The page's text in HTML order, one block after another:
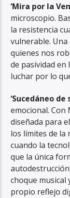
‘Mira por la
microscopio.
la resistencia
vulnerable. Una
quienes nos
de pasividad en
luchar por lo
‘Sucedáneo de
emocional. Con
diseñada para
los límites de la
cuando la
que la única
choque
propio reflejo